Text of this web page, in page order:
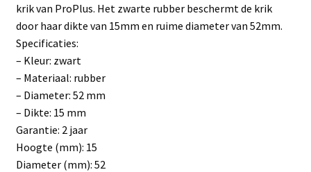
krik van ProPlus. Het zwarte rubber beschermt de krik
door haar dikte van 15mm en ruime diameter van 52mm.
Specificaties:
– Kleur: zwart
– Materiaal: rubber
– Diameter: 52 mm
– Dikte: 15 mm
Garantie: 2 jaar
Hoogte (mm): 15
Diameter (mm): 52